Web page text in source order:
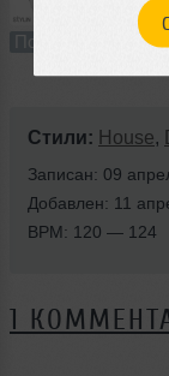
67:48
Подкаст В
Стили: House,
Записан: 09
Добавлен: 11
BPM: 120 — 124
1